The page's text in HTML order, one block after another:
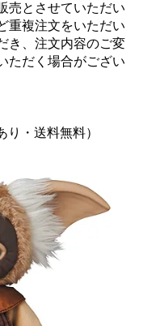
売とさせていただい
重複注文をいただい
き、注文内容のご変
ただく場合がござい
・送料無料）